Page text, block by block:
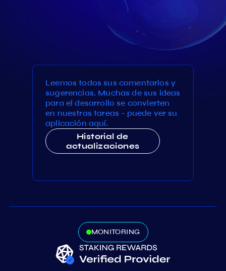
Leemos todos sus comentarios y
sugerencias. Muchas de sus ideas
para el desarrollo se convierten
en nuestras tareas - puede ver su
aplicación aquí.
Historial de
actualizaciones
MONITORING